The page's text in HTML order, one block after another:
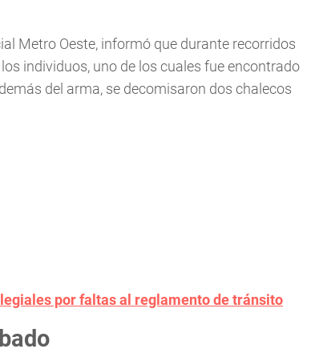
Metro Oeste, informó que durante recorridos
individuos, uno de los cuales fue encontrado
del arma, se decomisaron dos chalecos
por faltas al reglamento de tránsito